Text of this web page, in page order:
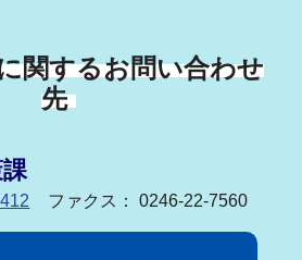
関するお問い合わせ
先
ファクス： 0246-22-7560